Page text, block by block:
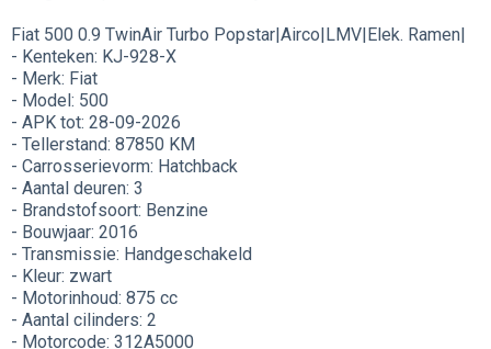
Fiat 500 0.9 TwinAir Turbo Popstar|Airco|LMV|Elek. Ramen|
- Kenteken: KJ-928-X
- Merk: Fiat
- Model: 500
- APK tot: 28-09-2026
- Tellerstand: 87850 KM
- Carrosserievorm: Hatchback
- Aantal deuren: 3
- Brandstofsoort: Benzine
- Bouwjaar: 2016
- Transmissie: Handgeschakeld
- Kleur: zwart
- Motorinhoud: 875 cc
- Aantal cilinders: 2
- Motorcode: 312A5000